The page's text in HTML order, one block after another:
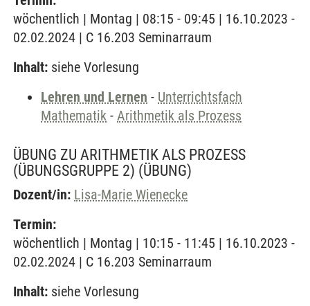
wöchentlich | Montag | 08:15 - 09:45 | 16.10.2023 -
02.02.2024 | C 16.203 Seminarraum
Inhalt: siehe Vorlesung
Lehren und Lernen - Unterrichtsfach
Mathematik - Arithmetik als Prozess
ÜBUNG ZU ARITHMETIK ALS PROZESS
(ÜBUNGSGRUPPE 2) (ÜBUNG)
Dozent/in: Lisa-Marie Wienecke
Termin:
wöchentlich | Montag | 10:15 - 11:45 | 16.10.2023 -
02.02.2024 | C 16.203 Seminarraum
Inhalt: siehe Vorlesung